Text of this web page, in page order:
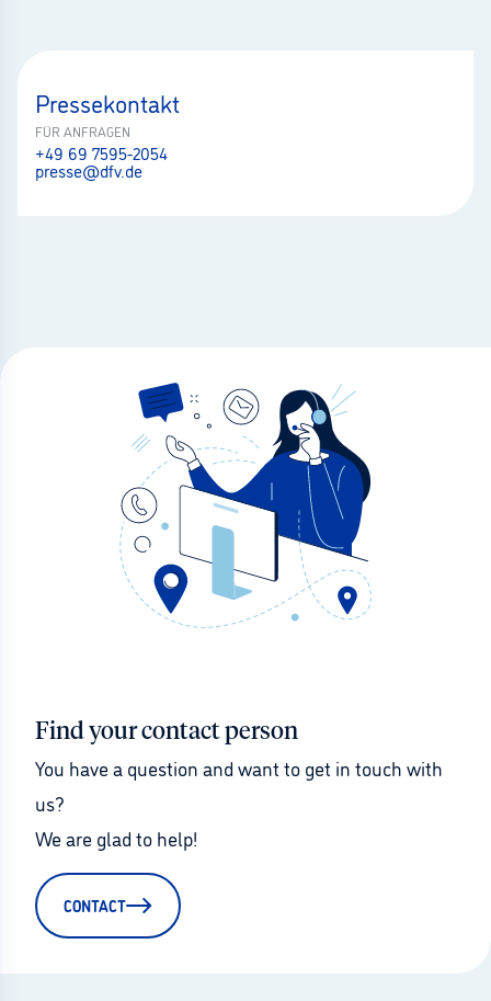
Pressekontakt
FÜR ANFRAGEN
+49 69 7595-2054
presse@dfv.de
Find your contact person
You have a question and want to get in touch with
us?
We are glad to help!
CONTACT